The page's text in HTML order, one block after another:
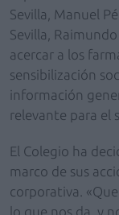
Sevilla, Manuel
Sevilla,
acercar a los
sensibilización
información
relevante para el
El Colegio ha
marco de sus
corporativa.
lo que nos da, y